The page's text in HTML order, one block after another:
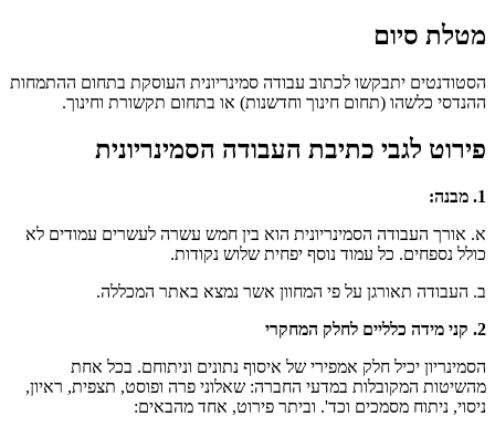
מטלת סיום
הסטודנטים יתבקשו לכתוב עבודה סמינריונית העוסקת בתחום ההתמחות
ההנדסי כלשהו (תחום חינוך וחדשנות) או בתחום תקשורת וחינוך.
פירוט לגבי כתיבת העבודה הסמינריונית
1. מבנה:
א. אורך העבודה הסמינריונית הוא בין חמש עשרה לעשרים עמודים לא
כולל נספחים. כל עמוד נוסף יפחית שלוש נקודות.
ב. העבודה תאורגן על פי המחוון אשר נמצא באתר המכללה.
2. קני מידה כלליים לחלק המחקרי
הסמינריון יכיל חלק אמפירי של איסוף נתונים וניתוחם. בכל אחת
מהשיטות המקובלות במדעי החברה: שאלוני פרה ופוסט, תצפית, ראיון,
ניסוי, ניתוח מסמכים וכד'. וביתר פירוט, אחד מהבאים: